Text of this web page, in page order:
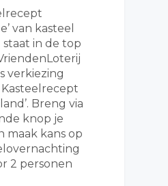
van kasteel
staat in de top
verkiezing
Kasteelrecept
Breng via
knop je
maak kans op
2 personen